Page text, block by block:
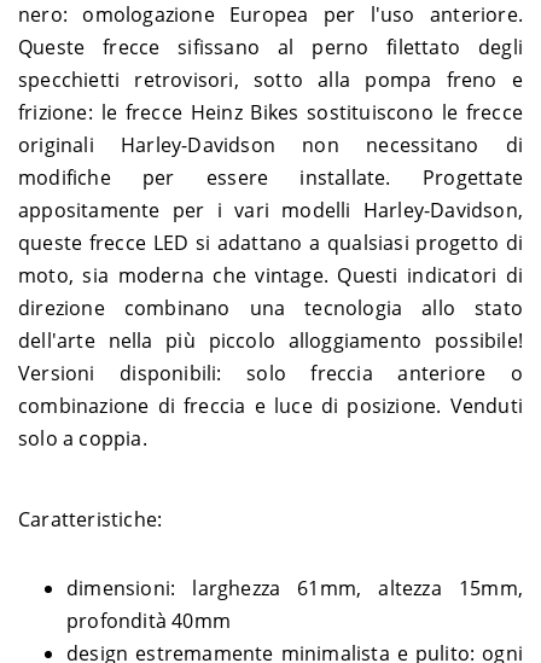
Harley-
Davidson
DYNA
1450 Super Glide Tour Sport
FXDXT – GLV
2001-
2003
Harley-
Davidson
DYNA
1450 Wide Glide FXDWG –
GEV
2003
Harley-
Davidson
DYNA
1584 Fat Bob FXDF ABS –
GY4
Harley-
DYNA 1584 Fat Bob FXDF – GY4
2008-
2011
Harley-
Davidson
DYNA 1584 Low Rider FXDL – GN4
2008-
2009
Harley-
Davidson
DYNA
1584 Street Bob FXDB ABS –
GX4
2012-
2013
Harley-
Davidson
DYNA 1584 Street Bob FXDB – GX4
2007-
2011
Harley-
Davidson
DYNA
1584 Super Glide Custom
FXDC ABS – GV4
2012-
2013
Harley-
DYNA
Davidson
Harley-
DYNA
1690 Fat Bob FXDF ABS –
2013-
Harley-
DYNA
1690 Low Rider FXDL ABS –
nero: omologazione Europea per l'uso anteriore.
Queste frecce sifissano al perno filettato degli
specchietti retrovisori, sotto alla pompa freno e
frizione: le frecce Heinz Bikes sostituiscono le frecce
originali Harley-Davidson non necessitano di
modifiche per essere installate. Progettate
appositamente per i vari modelli Harley-Davidson,
queste frecce LED si adattano a qualsiasi progetto di
moto, sia moderna che vintage. Questi indicatori di
direzione combinano una tecnologia allo stato
dell'arte nella più piccolo alloggiamento possibile!
Versioni disponibili: solo freccia anteriore o
combinazione di freccia e luce di posizione. Venduti
solo a coppia.
Caratteristiche:
dimensioni: larghezza 61mm, altezza 15mm,
profondità 40mm
design estremamente minimalista e pulito: ogni